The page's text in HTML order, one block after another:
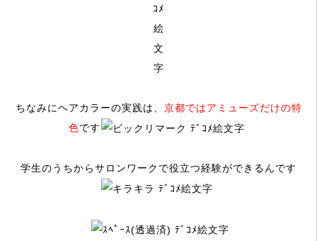
ちなみにヘアカラーの実践は、 京都ではアミューズだけの特
色です
学生のうちからサロンワークで役立つ経験ができるんです